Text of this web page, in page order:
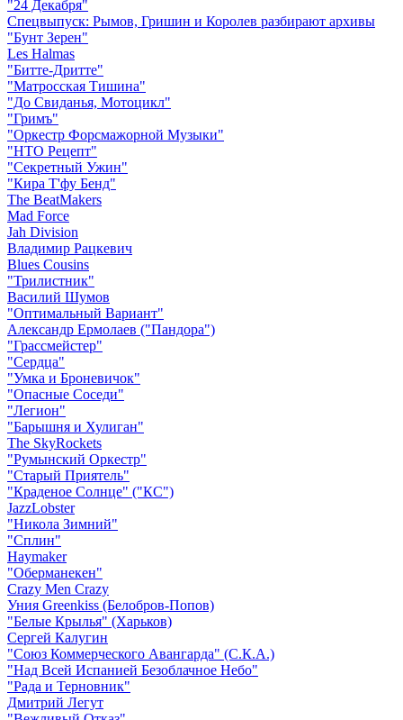
"24 Декабря"
Спецвыпуск: Рымов, Гришин и Королев разбирают архивы
"Бунт Зерен"
Les Halmas
"Битте-Дритте"
"Матросская Тишина"
"До Свиданья, Мотоцикл"
"Гримъ"
"Оркестр Форсмажорной Музыки"
"НТО Рецепт"
"Секретный Ужин"
"Кира Т'фу Бенд"
The BeatMakers
Mad Force
Jah Division
Владимир Рацкевич
Blues Cousins
"Трилистник"
Василий Шумов
"Оптимальный Вариант"
Александр Ермолаев ("Пандора")
"Грассмейстер"
"Сердца"
"Умка и Броневичок"
"Опасные Соседи"
"Легион"
"Барышня и Хулиган"
The SkyRockets
"Румынский Оркестр"
"Старый Приятель"
"Краденое Солнце" ("КС")
JazzLobster
"Никола Зимний"
"Сплин"
Haymaker
"Оберманекен"
Crazy Men Crazy
Уния Greenkiss (Белобров-Попов)
"Белые Крылья" (Харьков)
Сергей Калугин
"Союз Коммерческого Авангарда" (С.К.А.)
"Над Всей Испанией Безоблачное Небо"
"Рада и Терновник"
Дмитрий Легут